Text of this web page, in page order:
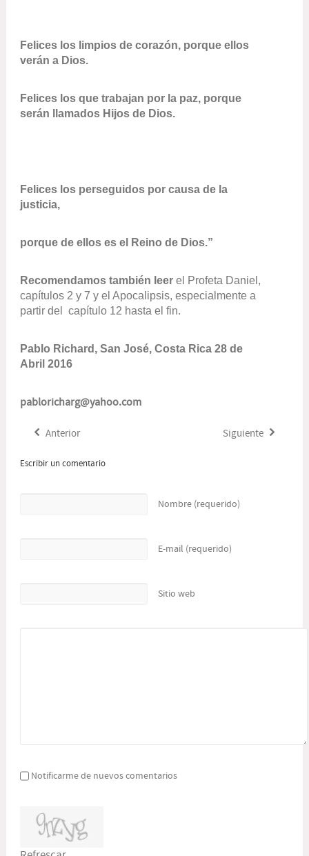
Felices los limpios de corazón, porque ellos
verán a Dios.
Felices los que trabajan por la paz, porque
serán llamados Hijos de Dios.
Felices los perseguidos por causa de la
justicia,
porque de ellos es el Reino de Dios.”
Recomendamos también leerel Profeta Daniel,
capítulos 2 y 7 y el Apocalipsis, especialmente a
partir del capítulo 12 hasta el fin.
Pablo Richard, San José, Costa Rica 28 de
Abril 2016
pabloricharg@yahoo.com
Anterior Siguiente
Escribir un comentario
Nombre (requerido)
E-mail (requerido)
Sitio web
Notificarme de nuevos comentarios